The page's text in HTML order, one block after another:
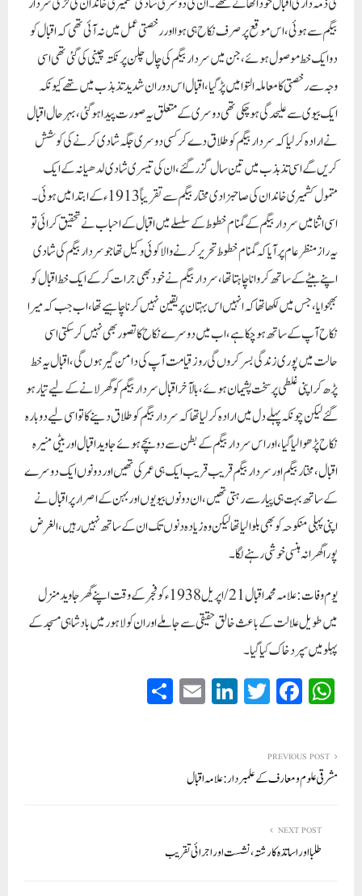
بیگم سے ہوئی ، اس موقع پر صرف نکاح ہی ہوا اور رخصتی عمل میں نہ آئی تھی کہ اقبال کو
دو ایک خط موصول ہوئے ، جن میں سردار بیگم کی چال چلن پر نکتہ چینی کی گئی تھی اسی
وجہ سے رخصتی کا معاملہ التوا میں پڑ گیا ، اقبال اس دوران شدید تذبذب میں تھے کیونکہ
ایک بیوی سے علیحدگی ہو چکی تھی دوسری کے متعلق یہ صورت پیدا ہو گئی ، بہرحال اقبال
نے ارادہ کر لیا کہ سردار بیگم کو طلاق دے کر کسی دوسری جگہ شادی کرنے کی کوشش
کریں گے اسی تذبذب میں تین سال گزر گئے ، ان کی تیسری شادی لدھیانہ کے ایک
متمول کشمیری خاندان کی صاحبزادی مختار بیگم سے تقریباً 1913ءکے ابتدا میں ہوئی ۔
اسی اثنا میں سردار بیگم کے گمنام خطوط کے سلسلے میں اقبال کے احباب نے تحقیق کرائی تو
یہ راز منظر عام پر آیا کہ گمنام خطوط تحریر کرنے والا کوئی وکیل تھا جو سردار بیگم کی شادی
اپنے بیٹے کے ساتھ کروانا چاہتا تھا ، سردار بیگم نے خود بھی جرات کر کے ایک خط اقبال کو
بھجوایا ، جس میں لکھا تھا کہ انہیں اس بہتان پر یقین نہیں کرنا چاہیے تھا ، اب جب کہ میرا
نکاح آپ کے ساتھ ہو چکا ہے ، اب میں دوسرے نکاح کا تصور بھی نہیں کر سکتی اسی
حالت میں پوری زندگی بسر کروں گی روز قیامت آپ کی دامن گیر ہوں گی ، اقبال یہ خط
پڑھ کر اپنی غلطی پر سخت پشیمان ہوئے ، بالآخر اقبال سردار بیگم کو گھر لانے کے لیے تیار ہو
گئے لیکن چونکہ پہلے دل میں ارادہ کر لیا تھا کہ سردار بیگم کو طلاق دینے کا تو اسی لیے دوبارہ
نکاح پڑھوا لیا گیا ، اور اس سردار بیگم کے بطن سے دو بچے ہوئے جاوید اقبال اور بیٹی منیرہ
اقبال ، مختار بیگم اور سردار بیگم قریب قریب ایک ہی عمر کی تھیں اور دونوں ایک دوسرے
کے ساتھ بہت ہی پیار سے رہتی تھیں ، ان دونوں بیویوں اور بہن کے اصرار پر اقبال نے
اپنی پہلی منکوحہ کو بھی بلوا لیا تھا لیکن وہ زیادہ دنوں تک ان کے ساتھ نہیں رہیں ، الغرض
پورا گھرانہ ہنسی خوشی رہنے لگا ۔
یوم وفات :
علامہ محمد اقبال 21/اپریل 1938ء کو فجر کے وقت اپنے گھر جاوید منزل
میں طویل علالت کے باعث خالق حقیقی سے جا ملے اور ان کو لاہور میں بادشاہی مسجد کے
پہلو میں سپرد خاک کیا گیا۔
W
ha
A
pp
Fa
ce
ok
T
wi
r
Li
nk
In
E
m
PREVIOUS POST
مشرقی علوم ومعارف کے علمبردار: علامہ اقبال
NEXT POST
طلبا اور اساتذہ کا رشتہ، نشست اور اجرائی تقریب